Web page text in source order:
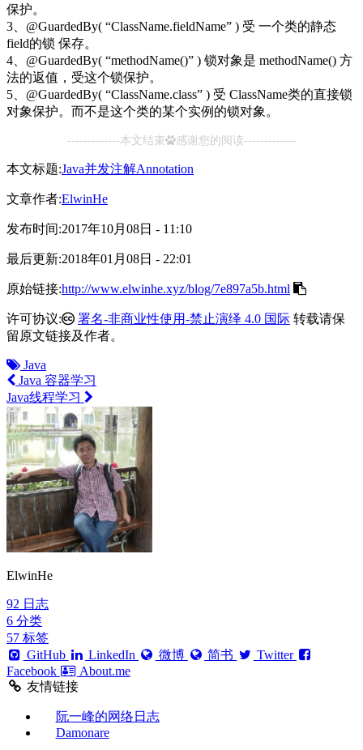
保护。
3、@GuardedBy( “ClassName.fieldName” ) 受 一个类的静态
field的锁 保存。
4、@GuardedBy( “methodName()” ) 锁对象是 methodName() 方
法的返值，受这个锁保护。
5、@GuardedBy( “ClassName.class” ) 受 ClassName类的直接锁
对象保护。而不是这个类的某个实例的锁对象。
-------------本文结束 感谢您的阅读-------------
本文标题:Java并发注解Annotation
文章作者:ElwinHe
发布时间:2017年10月08日 - 11:10
最后更新:2018年01月08日 - 22:01
原始链接:http://www.elwinhe.xyz/blog/7e897a5b.html
许可协议: 署名-非商业性使用-禁止演绎 4.0 国际 转载请保
留原文链接及作者。
Java
Java 容器学习
Java线程学习
ElwinHe
92 日志
6 分类
57 标签
GitHub
LinkedIn 微博 简书
Twitter
Facebook
About.me
友情链接
阮一峰的网络日志
Damonare